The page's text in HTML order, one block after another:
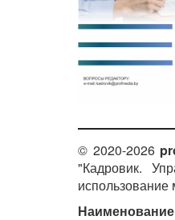
© 2020-2026
"Кадровик.
использование